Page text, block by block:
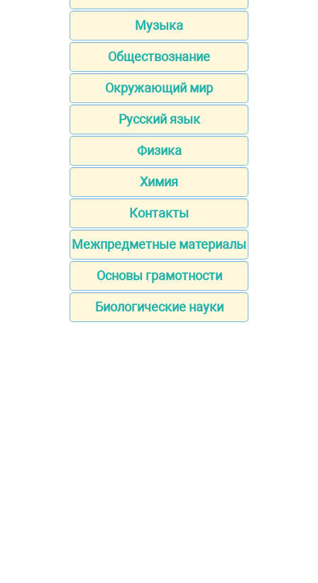
Музыка
Обществознание
Окружающий мир
Русский язык
Физика
Химия
Контакты
Межпредметные материалы
Основы грамотности
Биологические науки